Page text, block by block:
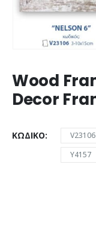
Wood
Decor
ΚΩΔΙΚΌ V23106
Y4157